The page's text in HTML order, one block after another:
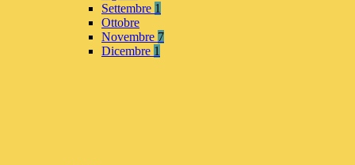
Settembre 1
Ottobre
Novembre 7
Dicembre 1